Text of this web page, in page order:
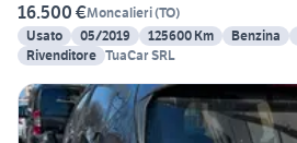
16.500 €Moncalieri(TO)
Usato
05/2019 125600 Km Benzina
Rivenditore TuaCar SRL